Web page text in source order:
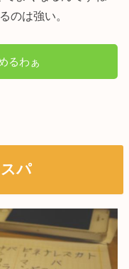
のは強い。
るわぁ
パ